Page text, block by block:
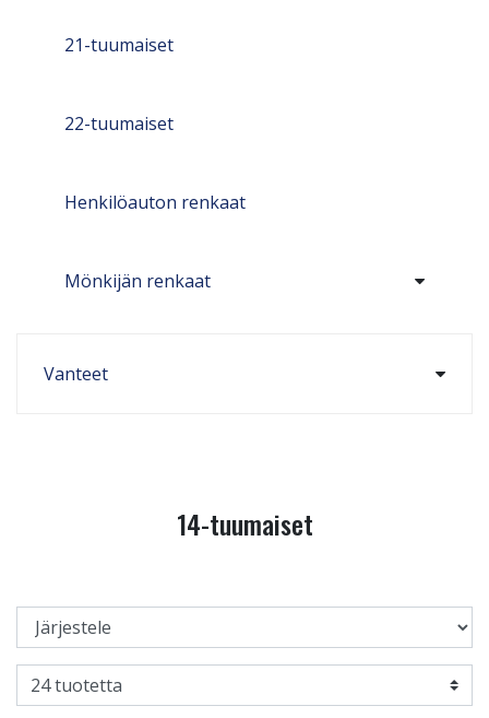
21-tuumaiset
22-tuumaiset
Henkilöauton renkaat
Mönkijän renkaat
Vanteet
14-tuumaiset